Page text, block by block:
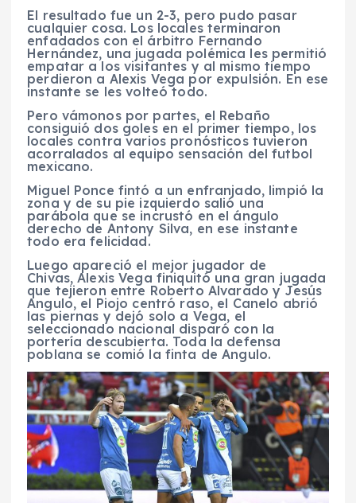
El resultado fue un 2-3, pero pudo pasar
cualquier cosa. Los locales terminaron
enfadados con el árbitro Fernando
Hernández, una jugada polémica les permitió
empatar a los visitantes y al mismo tiempo
perdieron a Alexis Vega por expulsión. En ese
instante se les volteó todo.
Pero vámonos por partes, el Rebaño
consiguió dos goles en el primer tiempo, los
locales contra varios pronósticos tuvieron
acorralados al equipo sensación del futbol
mexicano.
Miguel Ponce fintó a un enfranjado, limpió la
zona y de su pie izquierdo salió una
parábola que se incrustó en el ángulo
derecho de Antony Silva, en ese instante
todo era felicidad.
Luego apareció el mejor jugador de
Chivas, Alexis Vega finiquitó una gran jugada
que tejieron entre Roberto Alvarado y Jesús
Angulo, el Piojo centró raso, el Canelo abrió
las piernas y dejó solo a Vega, el
seleccionado nacional disparó con la
portería descubierta. Toda la defensa
poblana se comió la finta de Angulo.